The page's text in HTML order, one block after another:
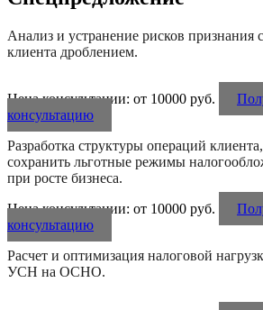
Анализ и устранение рисков признания
клиента дроблением.
Цена консультации: от 10000 руб.
консультацию
Разработка структуры операций
сохранить льготные режимы
при росте бизнеса.
Цена консультации: от 10000 руб.
консультацию
Расчет и оптимизация налоговой
УСН на ОСНО.